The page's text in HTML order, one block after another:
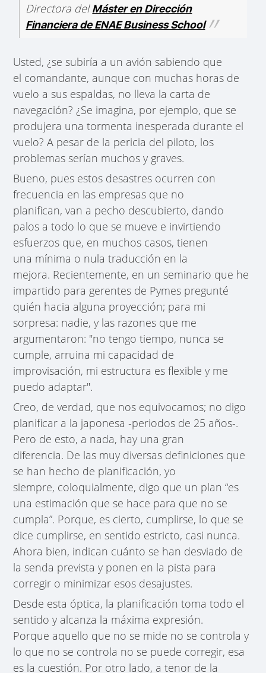
Directora delMáster en Dirección
Financiera de ENAE Business School
Usted, ¿se subiría a un avión sabiendo que
el comandante, aunque con muchas horas de
vuelo a sus espaldas, no lleva la carta de
navegación? ¿Se imagina, por ejemplo, que se
produjera una tormenta inesperada durante el
vuelo? A pesar de la pericia del piloto, los
problemas serían muchos y graves.
Bueno, pues estos desastres ocurren con
frecuencia en las empresas que no
planifican, van a pecho descubierto, dando
palos a todo lo que se mueve e invirtiendo
esfuerzos que, en muchos casos, tienen
una mínima o nula traducción en la
mejora. Recientemente, en un seminario que he
impartido para gerentes de Pymes pregunté
quién hacia alguna proyección; para mi
sorpresa: nadie, y las razones que me
argumentaron: "no tengo tiempo, nunca se
cumple, arruina mi capacidad de
improvisación, mi estructura es flexible y me
puedo adaptar".
Creo, de verdad, que nos equivocamos; no digo
planificar a la japonesa -periodos de 25 años-.
Pero de esto, a nada, hay una gran
diferencia. De las muy diversas definiciones que
se han hecho de planificación, yo
siempre, coloquialmente, digo que un plan “es
una estimación que se hace para que no se
cumpla”. Porque, es cierto, cumplirse, lo que se
dice cumplirse, en sentido estricto, casi nunca.
Ahora bien, indican cuánto se han desviado de
la senda prevista y ponen en la pista para
corregir o minimizar esos desajustes.
Desde esta óptica, la planificación toma todo el
sentido y alcanza la máxima expresión.
Porque aquello que no se mide no se controla y
lo que no se controla no se puede corregir, esa
es la cuestión. Por otro lado, a tenor de la